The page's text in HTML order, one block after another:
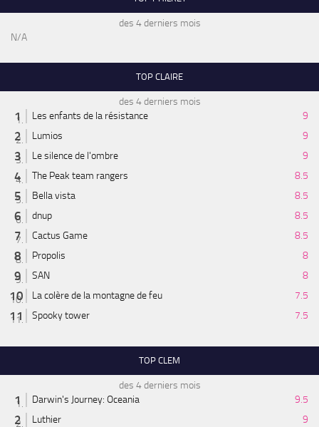
des 4 derniers mois
N/A
TOP CLAIRE
des 4 derniers mois
Les enfants de la résistance
9
Lumios
9
Le silence de l'ombre
9
The Peak team rangers
8.5
Bella vista
8.5
dnup
8.5
Cactus Game
8.5
Propolis
8
SAN
8
La colère de la montagne de feu
7.5
Spooky tower
7.5
TOP CLEM
des 4 derniers mois
Darwin's Journey: Oceania
9.5
Luthier
9